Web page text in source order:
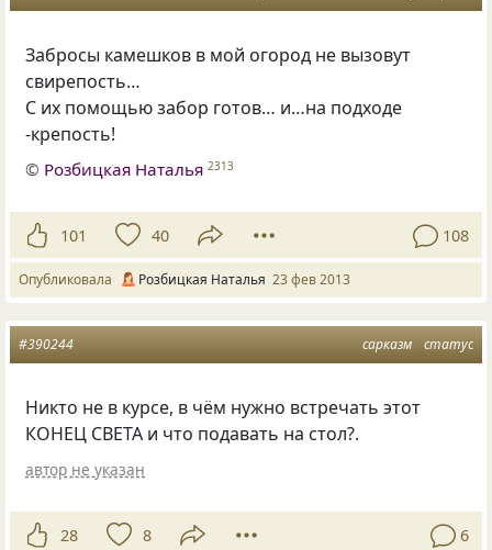
Забросы камешков в мой огород не вызовут
свирепость…
С их помощью забор готов… и…на подходе
-крепость!
© Розбицкая Наталья 2313
101 40 108
Опубликовала Розбицкая Наталья 23 фев 2013
сарказм статус
#390244
Никто не в курсе, в чём нужно встречать этот
КОНЕЦ СВЕТА и что подавать на стол?.
автор не указан
28 8 6